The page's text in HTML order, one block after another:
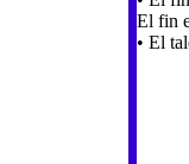
El fin
• El